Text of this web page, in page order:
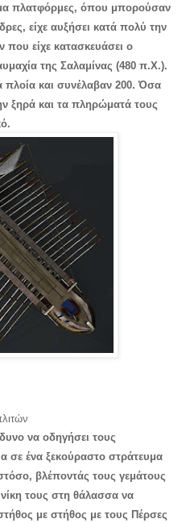
πλατφόρμες, όπου μπορούσαν
είχε αυξήσει κατά πολύ την
που είχε κατασκευάσει ο
της Σαλαμίνας (480 π.Χ.).
πλοία και συνέλαβαν 200. Όσα
ξηρά και τα πληρώματά τους
να οδηγήσει τους
σε ένα ξεκούραστο στράτευμα
βλέποντάς τους γεμάτους
τους στη θάλασσα να
με στήθος με τους Πέρσες